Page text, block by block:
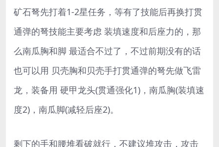
矿石弩先打着1-2星任务，等有了技能后再换打贯
通弹的弩技能主要考虑 装填速度和后座力的，那
么南瓜胸和脚 最适合不过了，不过前期没有的话
也可以用 贝壳胸和贝壳手打贯通弹的弩先做飞雷
龙，装备用 硬甲龙头(贯通强化1)，南瓜胸(装填速
度2)，南瓜脚(减轻后座2)。
剩下的手和腰堆看破就行，不建议堆攻击，攻击